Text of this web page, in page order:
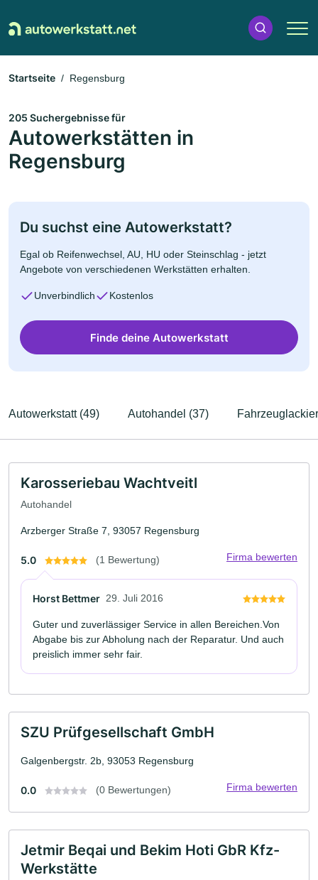
Startseite Regensburg
205 Suchergebnisse für
Autowerkstätten in
Regensburg
Du suchst eine Autowerkstatt?
Egal ob Reifenwechsel, AU, HU oder Steinschlag - jetzt
Angebote von verschiedenen Werkstätten erhalten.
Unverbindlich Kostenlos
Finde deine Autowerkstatt
Autowerkstatt (49) Autohandel (37)
Karosseriebau Wachtveitl
Autohandel
Arzberger Straße 7, 93057 Regensburg
5.0 (1 Bewertung) Firma bewerten
Horst Bettmer 29. Juli 2016
Guter und zuverlässiger Service in allen Bereichen.Von
Abgabe bis zur Abholung nach der Reparatur. Und auch
preislich immer sehr fair.
SZU Prüfgesellschaft GmbH
Galgenbergstr. 2b, 93053 Regensburg
0.0 (0 Bewertungen) Firma bewerten
Jetmir Beqai und Bekim Hoti GbR Kfz-
Werkstätte